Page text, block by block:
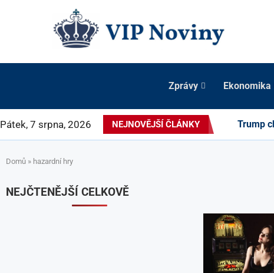
Zprávy Ekonomika
Pátek, 7 srpna, 2026 NEJNOVĚJŠÍ ČLÁNKY Trump
Domů » hazardní hry
NEJČTENĚJŠÍ CELKOVĚ